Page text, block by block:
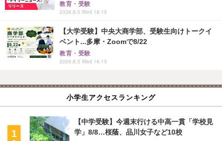
教育・受験
2026.8.5 Wed 18:15
【大学受験】中央大商学部、受験生向けトークイ
ベント...多摩・Zoomで8/22
教育・受験
2026.8.5 Wed 16:15
小学生アクセスランキング
【中学受験】今週末行ける中高一貫「学校見
学」8/8…桜蔭、品川女子など10校